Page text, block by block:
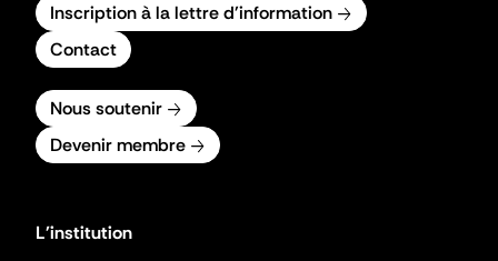
Inscription à la lettre d'information
Contact
Nous soutenir
Devenir membre
L'institution